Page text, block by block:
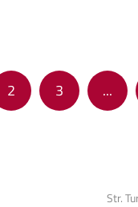
2 3 ...
Str.